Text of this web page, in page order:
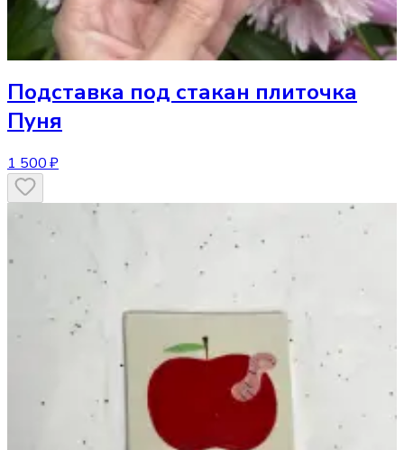
Подставка под стакан плиточка
Пуня
1 500 ₽